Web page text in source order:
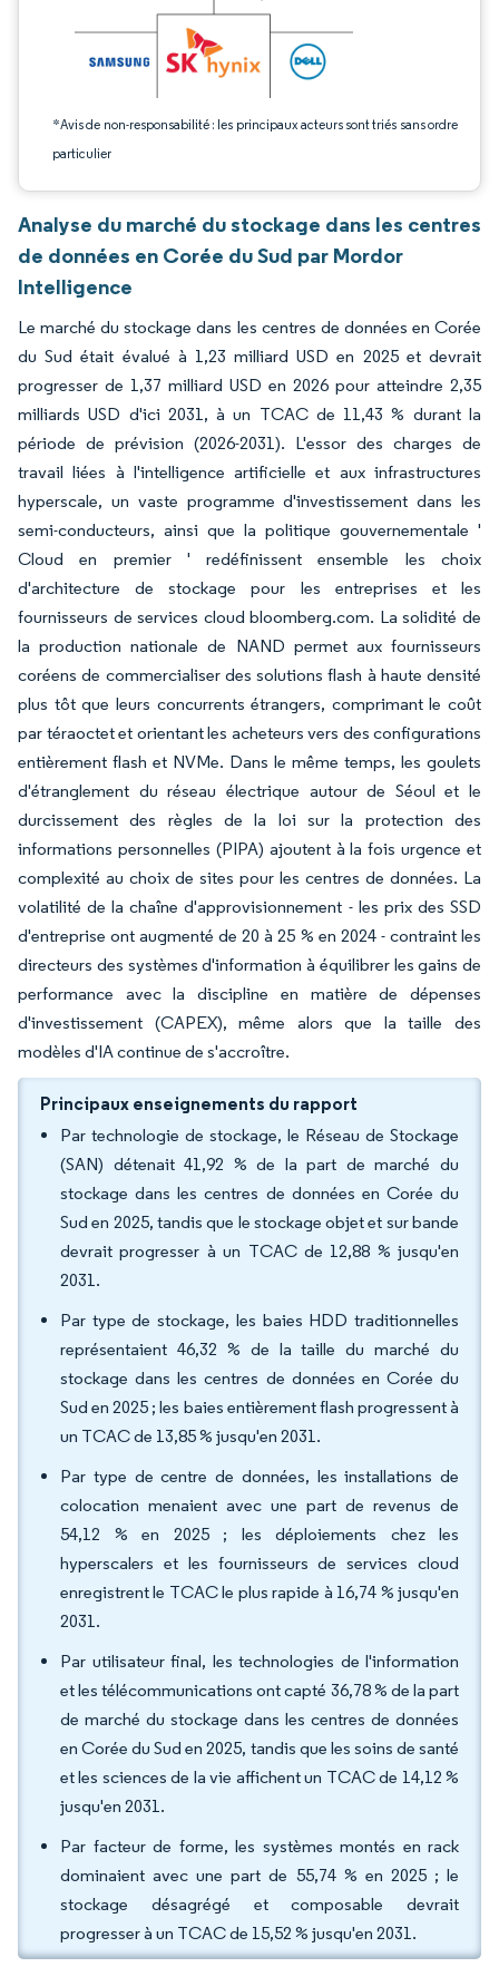
*Avis de non-responsabilité : les principaux acteurs sont triés sans ordre
particulier
Analyse du marché du stockage dans les centres
de données en Corée du Sud par Mordor
Intelligence
Le marché du stockage dans les centres de données en Corée
du Sud était évalué à 1,23 milliard USD en 2025 et devrait
progresser de 1,37 milliard USD en 2026 pour atteindre 2,35
milliards USD d'ici 2031, à un TCAC de 11,43 % durant la
période de prévision (2026-2031). L'essor des charges de
travail liées à l'intelligence artificielle et aux infrastructures
hyperscale, un vaste programme d'investissement dans les
semi-conducteurs, ainsi que la politique gouvernementale '
Cloud en premier ' redéfinissent ensemble les choix
d'architecture de stockage pour les entreprises et les
fournisseurs de services cloud bloomberg.com. La solidité de
la production nationale de NAND permet aux fournisseurs
coréens de commercialiser des solutions flash à haute densité
plus tôt que leurs concurrents étrangers, comprimant le coût
par téraoctet et orientant les acheteurs vers des configurations
entièrement flash et NVMe. Dans le même temps, les goulets
d'étranglement du réseau électrique autour de Séoul et le
durcissement des règles de la loi sur la protection des
informations personnelles (PIPA) ajoutent à la fois urgence et
complexité au choix de sites pour les centres de données. La
volatilité de la chaîne d'approvisionnement - les prix des SSD
d'entreprise ont augmenté de 20 à 25 % en 2024 - contraint les
directeurs des systèmes d'information à équilibrer les gains de
performance avec la discipline en matière de dépenses
d'investissement (CAPEX), même alors que la taille des
modèles d'IA continue de s'accroître.
Principaux enseignements du rapport
Par technologie de stockage, le Réseau de Stockage
(SAN) détenait 41,92 % de la part de marché du
stockage dans les centres de données en Corée du
Sud en 2025, tandis que le stockage objet et sur bande
devrait progresser à un TCAC de 12,88 % jusqu'en
2031.
Par type de stockage, les baies HDD traditionnelles
représentaient 46,32 % de la taille du marché du
stockage dans les centres de données en Corée du
Sud en 2025 ; les baies entièrement flash progressent à
un TCAC de 13,85 % jusqu'en 2031.
Par type de centre de données, les installations de
colocation menaient avec une part de revenus de
54,12 % en 2025 ; les déploiements chez les
hyperscalers et les fournisseurs de services cloud
enregistrent le TCAC le plus rapide à 16,74 % jusqu'en
2031.
Par utilisateur final, les technologies de l'information
et les télécommunications ont capté 36,78 % de la part
de marché du stockage dans les centres de données
en Corée du Sud en 2025, tandis que les soins de santé
et les sciences de la vie affichent un TCAC de 14,12 %
jusqu'en 2031.
Par facteur de forme, les systèmes montés en rack
dominaient avec une part de 55,74 % en 2025 ; le
stockage désagrégé et composable devrait
progresser à un TCAC de 15,52 % jusqu'en 2031.